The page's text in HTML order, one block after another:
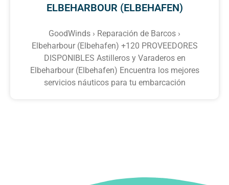
ELBEHARBOUR (ELBEHAFEN)
GoodWinds › Reparación de Barcos ›
Elbeharbour (Elbehafen) +120 PROVEEDORES
DISPONIBLES Astilleros y Varaderos en
Elbeharbour (Elbehafen) Encuentra los mejores
servicios náuticos para tu embarcación